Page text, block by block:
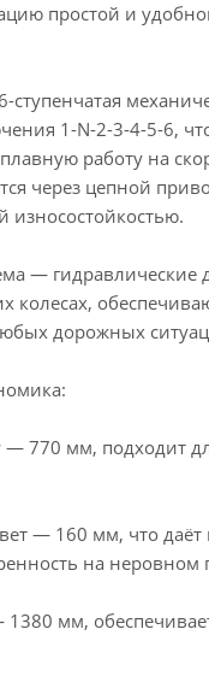
простой и
1-N-2-3-4-5-6,
плавную работу на
через цепной
износостойкостью.
— гидравлические
колесах,
дорожных
— 770 мм, подходит
— 160 мм, что даёт
на неровном
1380 мм,